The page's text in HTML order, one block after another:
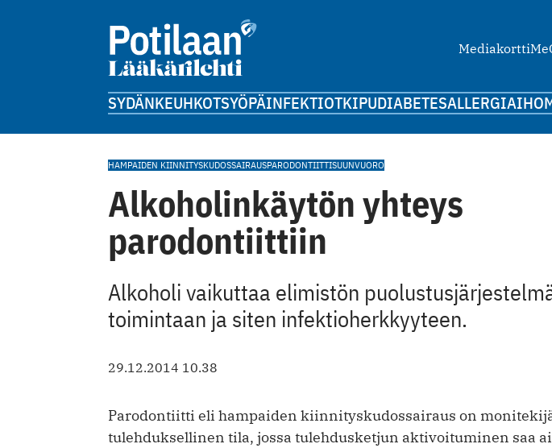
MediakorttiMe
SYDÄNKEUHKOTSYÖPÄINFEKTIOTKIPUDIABETESALLERGIAIHO
HAMPAIDEN KIINNITYSKUDOSSAIRAUSPARODONTIITTISUUNVUORO
Alkoholinkäytön yhteys
parodontiittiin
Alkoholi vaikuttaa elimistön
toimintaan ja siten infektioherkkyyteen.
29.12.2014 10.38
Parodontiitti eli hampaiden kiinnityskudossairaus on
tulehduksellinen tila, jossa tulehdusketjun aktivoituminen saa